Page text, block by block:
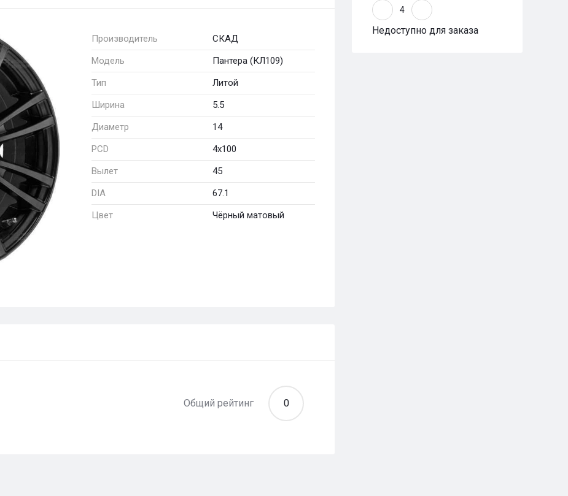
Производитель
СКАД
Модель
Пантера (КЛ109)
Тип
Литой
Ширина
5.5
Диаметр
14
PCD
4x100
Вылет
45
DIA
67.1
Цвет
Чёрный матовый
Общий рейтинг 0
Недоступно для заказа